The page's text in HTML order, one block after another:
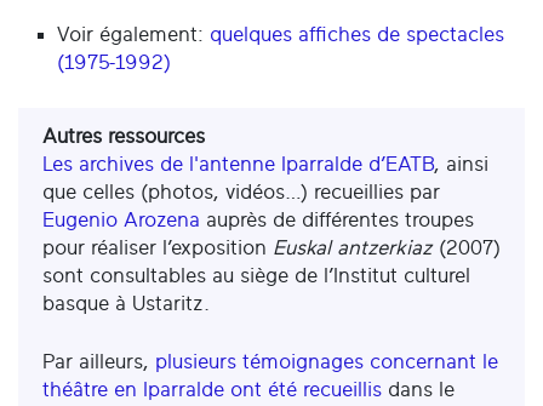
Voir également: quelques affiches de spectacles
(1975-1992)
Autres ressources
Les archives de l'antenne Iparralde d’EATB, ainsi
que celles (photos, vidéos…) recueillies par
Eugenio Arozena auprès de différentes troupes
pour réaliser l’exposition Euskal antzerkiaz(2007)
sont consultables au siège de l’Institut culturel
basque à Ustaritz.
Par ailleurs, plusieurs témoignages concernant le
théâtre en Iparralde ont été recueillis dans le